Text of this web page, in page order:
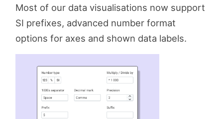
Most of our data visualisations now support
SI prefixes, advanced number format
options for axes and shown data labels.